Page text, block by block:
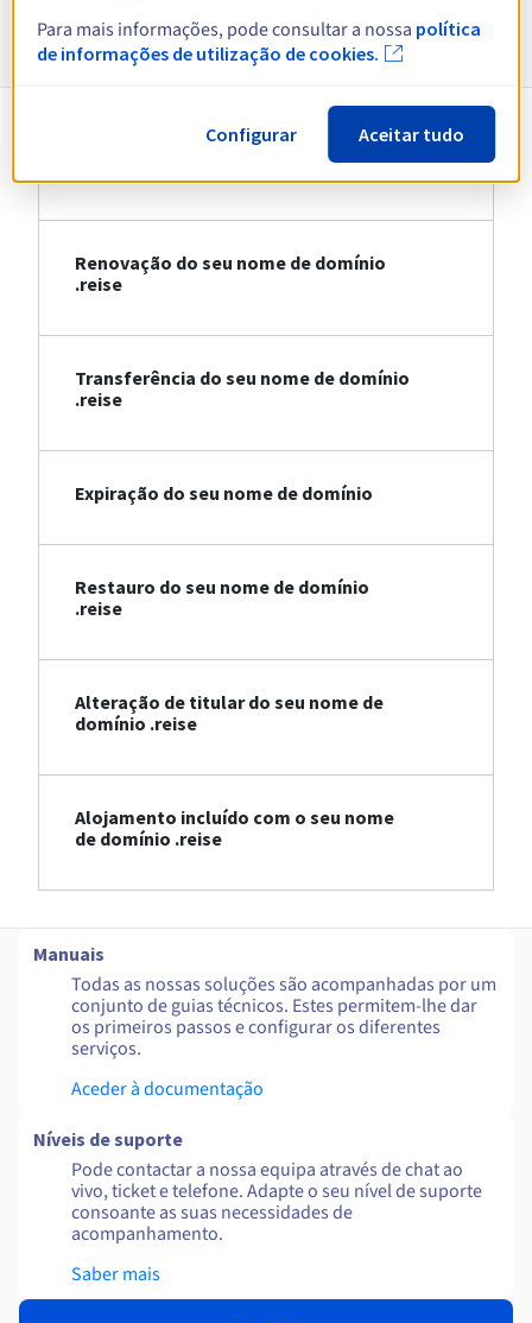
Informações sobre .reise
Registo do seu nome de domínio .reise
Renovação do seu nome de domínio
.reise
Transferência do seu nome de domínio
.reise
Expiração do seu nome de domínio
Restauro do seu nome de domínio
.reise
Alteração de titular do seu nome de
domínio .reise
Alojamento incluído com o seu nome
de domínio .reise
Manuais
Todas as nossas soluções são acompanhadas por um
conjunto de guias técnicos. Estes permitem-lhe dar
os primeiros passos e configurar os diferentes
serviços.
Aceder à documentação
Níveis de suporte
Pode contactar a nossa equipa através de chat ao
vivo, ticket e telefone. Adapte o seu nível de suporte
consoante as suas necessidades de
acompanhamento.
Saber mais
Para mais informações, pode consultar a nossa política
de informações de utilização de cookies.
Configurar Aceitar tudo